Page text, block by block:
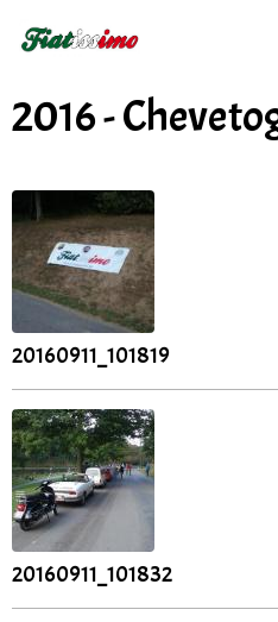
2016 -
20160911_101819
20160911_101832